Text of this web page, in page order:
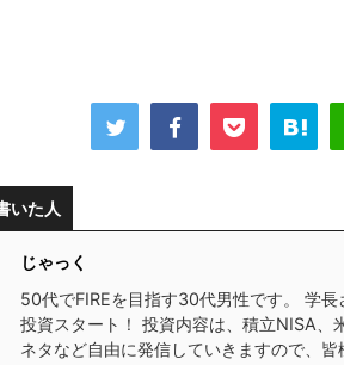
いた人
じゃっく
50代でFIREを目指す30代男性です。 学
投資スタート！ 投資内容は、積立NISA、
ネタなど自由に発信していきますので、皆